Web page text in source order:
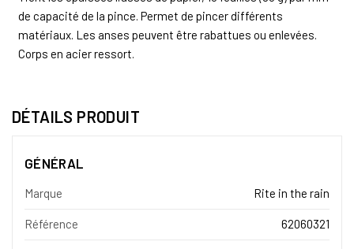
de capacité de la pince. Permet de pincer différents
matériaux. Les anses peuvent être rabattues ou enlevées.
Corps en acier ressort.
DÉTAILS PRODUIT
GÉNÉRAL
Marque Rite in the rain
Référence 62060321